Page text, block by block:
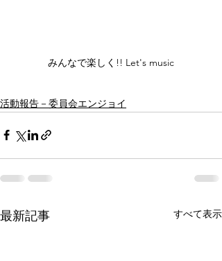
みんなで楽しく!! Let's music
活動報告－委員会エンジョイ
最新記事 すべて表示